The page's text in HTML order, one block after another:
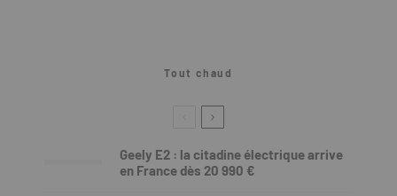
Tout chaud
Geely E2 : la citadine électrique arrive
en France dès 20 990 €